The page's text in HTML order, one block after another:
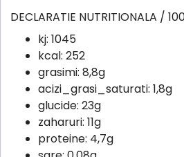
DECLARATIE NUTRITIONALA /
kj: 1045
kcal: 252
grasimi: 8,8g
acizi_grasi_saturati: 1,8g
glucide: 23g
zaharuri: 11g
proteine: 4,7g